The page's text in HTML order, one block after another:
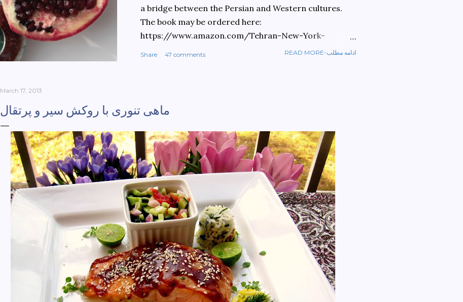
a bridge between the Persian and Western cultures.
The book may be ordered here:
https://www.amazon.com/Tehran-New-York-
Share 47 comments READ MORE-ادامه مطلب
March 17, 2013
ماهی تنوری با روکش سیر و پرتقال